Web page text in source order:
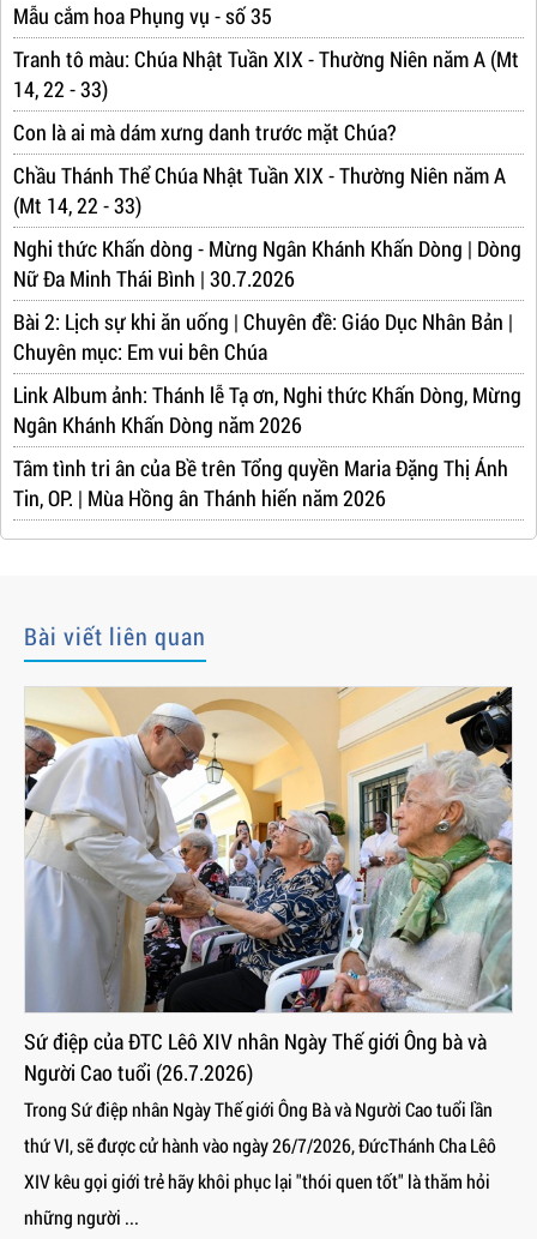
Mẫu cắm hoa Phụng vụ - số 35
Tranh tô màu: Chúa Nhật Tuần XIX - Thường Niên năm A (Mt
14, 22 - 33)
Con là ai mà dám xưng danh trước mặt Chúa?
Chầu Thánh Thể Chúa Nhật Tuần XIX - Thường Niên năm A
(Mt 14, 22 - 33)
Nghi thức Khấn dòng - Mừng Ngân Khánh Khấn Dòng | Dòng
Nữ Đa Minh Thái Bình | 30.7.2026
Bài 2: Lịch sự khi ăn uống | Chuyên đề: Giáo Dục Nhân Bản |
Chuyên mục: Em vui bên Chúa
Link Album ảnh: Thánh lễ Tạ ơn, Nghi thức Khấn Dòng, Mừng
Ngân Khánh Khấn Dòng năm 2026
Tâm tình tri ân của Bề trên Tổng quyền Maria Đặng Thị Ánh
Tin, OP. | Mùa Hồng ân Thánh hiến năm 2026
Bài viết liên quan
Sứ điệp của ĐTC Lêô XIV nhân Ngày Thế giới Ông bà và
Người Cao tuổi (26.7.2026)
Trong Sứ điệp nhân Ngày Thế giới Ông Bà và Người Cao tuổi lần
thứ VI, sẽ được cử hành vào ngày 26/7/2026, ĐứcThánh Cha Lêô
XIV kêu gọi giới trẻ hãy khôi phục lại "thói quen tốt" là thăm hỏi
những người ...